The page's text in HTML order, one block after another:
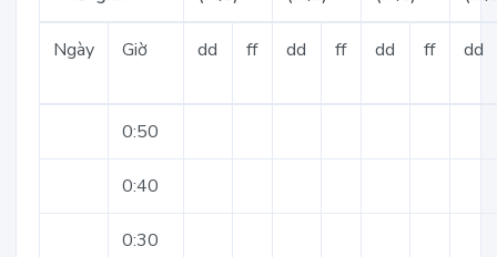
Ngày Giờ dd ff dd ff dd ff dd
0:50
0:40
0:30